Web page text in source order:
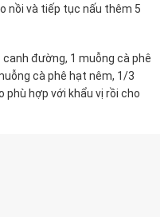
nồi và tiếp tục nấu thêm 5
đường, 1 muỗng cà phê
cà phê hạt nêm, 1/3
phù hợp với khẩu vị rồi cho